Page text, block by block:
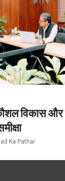
विकास और
Ka Pathar